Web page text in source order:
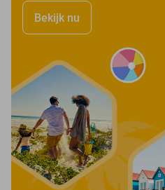
Bekijk nu